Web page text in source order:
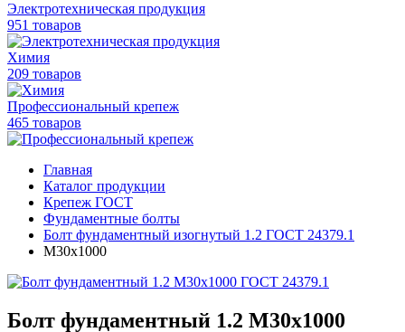
Электротехническая продукция
951 товаров
Химия
209 товаров
Профессиональный крепеж
465 товаров
Главная
Каталог продукции
Крепеж ГОСТ
Фундаментные болты
Болт фундаментный изогнутый 1.2 ГОСТ 24379.1
М30х1000
Болт фундаментный 1.2 М30х1000